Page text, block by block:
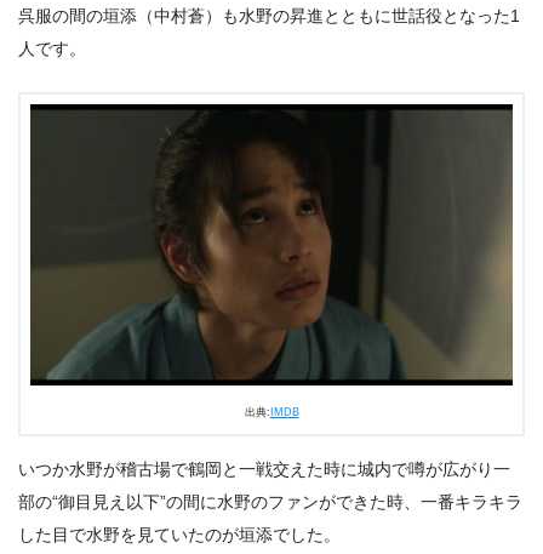
呉服の間の垣添（中村蒼）も水野の昇進とともに世話役となった1
人です。
出典: IMDB
いつか水野が稽古場で鶴岡と一戦交えた時に城内で噂が広がり一
部の“御目見え以下”の間に水野のファンができた時、一番キラキラ
した目で水野を見ていたのが垣添でした。